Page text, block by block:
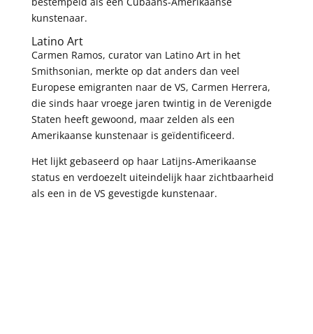
kunstenaar.
Latino Art
Carmen Ramos, curator van Latino Art in het
Smithsonian, merkte op dat anders dan veel
Europese emigranten naar de VS, Carmen Herrera,
die sinds haar vroege jaren twintig in de Verenigde
Staten heeft gewoond, maar zelden als een
Amerikaanse kunstenaar is geïdentificeerd.
Het lijkt gebaseerd op haar Latijns-Amerikaanse
status en verdoezelt uiteindelijk haar zichtbaarheid
als een in de VS gevestigde kunstenaar.